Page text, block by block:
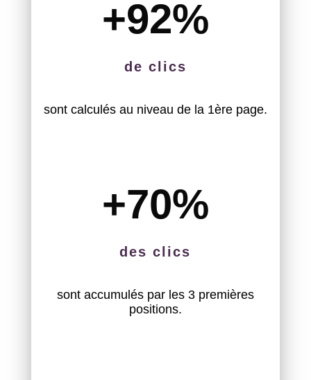
+92%
de clics
sont calculés au niveau de la 1ère page.
+70%
des clics
sont accumulés par les 3 premières
positions.